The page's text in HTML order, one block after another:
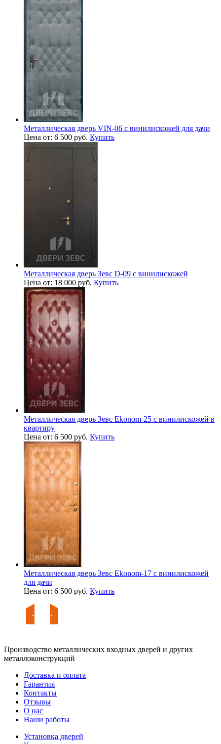
Металлическая дверь VIN-06 с винилискожей для дачи
Цена от: 6 500 руб. Купить
Металлическая дверь Зевс D-09 с винилискожей
Цена от: 18 000 руб. Купить
Металлическая дверь Зевс Ekonom-25 с винилискожей в
квартиру
Цена от: 6 500 руб. Купить
Металлическая дверь Зевс Ekonom-17 с винилискожей
для дачи
Цена от: 6 500 руб. Купить
Производство металлических входных дверей и других
металлоконструкций
Доставка и оплата
Гарантия
Контакты
Отзывы
О нас
Наши работы
Установка дверей